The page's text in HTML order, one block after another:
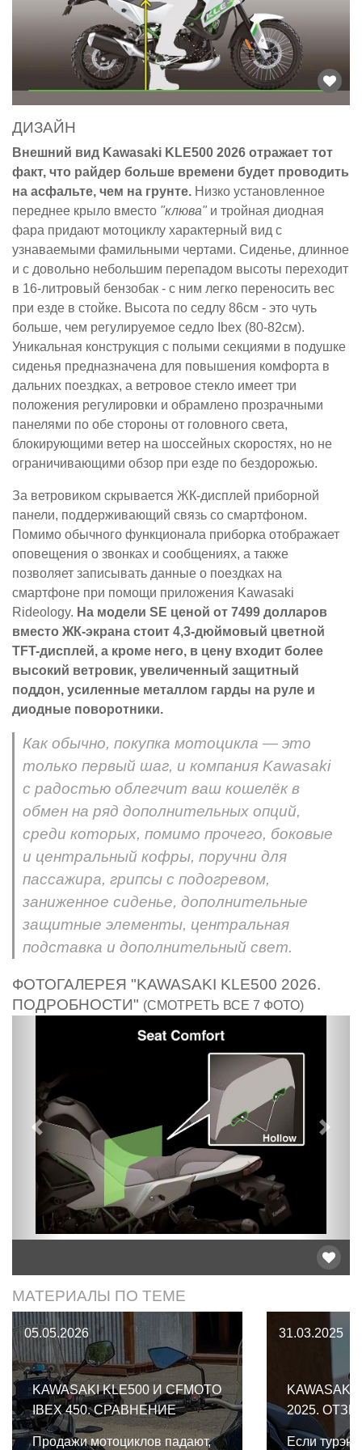
ДИЗАЙН
Внешний вид Kawasaki KLE500 2026 отражает тот
факт, что райдер больше времени будет проводить
на асфальте, чем на грунте. Низко установленное
переднее крыло вместо "клюва" и тройная диодная
фара придают мотоциклу характерный вид с
узнаваемыми фамильными чертами. Сиденье, длинное
и с довольно небольшим перепадом высоты переходит
в 16-литровый бензобак - с ним легко переносить вес
при езде в стойке. Высота по седлу 86см - это чуть
больше, чем регулируемое седло Ibex (80-82см).
Уникальная конструкция с полыми секциями в подушке
сиденья предназначена для повышения комфорта в
дальних поездках, а ветровое стекло имеет три
положения регулировки и обрамлено прозрачными
панелями по обе стороны от головного света,
блокирующими ветер на шоссейных скоростях, но не
ограничивающими обзор при езде по бездорожью.
За ветровиком скрывается ЖК-дисплей приборной
панели, поддерживающий связь со смартфоном.
Помимо обычного функционала приборка отображает
оповещения о звонках и сообщениях, а также
позволяет записывать данные о поездках на
смартфоне при помощи приложения Kawasaki
Rideology. На модели SE ценой от 7499 долларов
вместо ЖК-экрана стоит 4,3-дюймовый цветной
TFT-дисплей, а кроме него, в цену входит более
высокий ветровик, увеличенный защитный
поддон, усиленные металлом гарды на руле и
диодные поворотники.
Как обычно, покупка мотоцикла — это
только первый шаг, и компания Kawasaki
с радостью облегчит ваш кошелёк в
обмен на ряд дополнительных опций,
среди которых, помимо прочего, боковые
и центральный кофры, поручни для
пассажира, грипсы с подогревом,
заниженное сиденье, дополнительные
защитные элементы, центральная
подставка и дополнительный свет.
ФОТОГАЛЕРЕЯ "KAWASAKI KLE500 2026.
ПОДРОБНОСТИ" (СМОТРЕТЬ ВСЕ 7 ФОТО)
Предыдущий
МАТЕРИАЛЫ ПО ТЕМЕ
05.05.2026
KAWASAKI KLE500 И CFMOTO
IBEX 450. СРАВНЕНИЕ
Продажи мотоциклов падают,
31.03.2025
KAWASAKI
2025.
Если